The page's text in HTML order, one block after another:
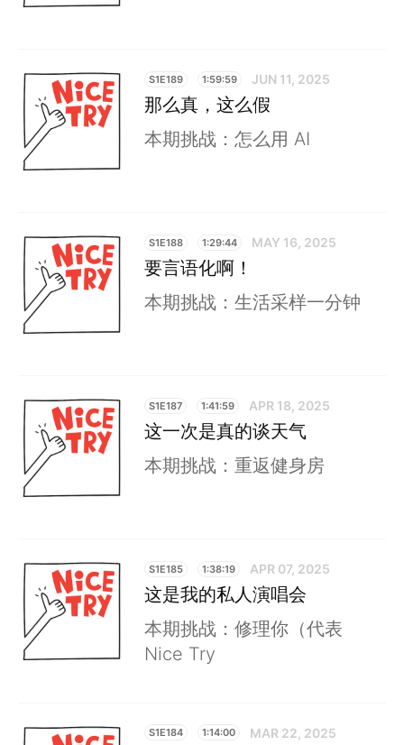
S1E189 1:59:59 JUN 11, 2025
那么真，这么假
本期挑战：怎么用 AI
S1E188 1:29:44 MAY 16, 2025
要言语化啊！
本期挑战：生活采样一分钟
S1E187 1:41:59 APR 18, 2025
这一次是真的谈天气
本期挑战：重返健身房
S1E185 1:38:19 APR 07, 2025
这是我的私人演唱会
本期挑战：修理你（代表
Nice Try
S1E184 1:14:00 MAR 22, 2025